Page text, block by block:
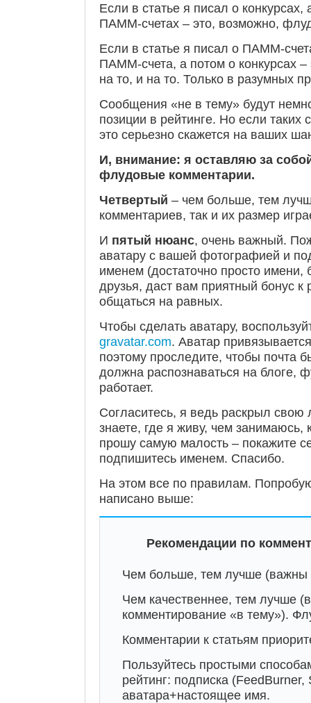
Если в статье я писал о конкурсах,
ПАММ-счетах – это, возможно,
Если в статье я писал о ПАММ-
ПАММ-счета, а потом о конкурсах
на то, и на то. Только в разумных
Сообщения «не в тему» будут
позиции в рейтинге. Но если таких
это серьезно скажется на ваших
И, внимание: я оставляю за
флудовые комментарии.
Четвертый – чем больше, тем
комментариев, так и их размер
И пятый нюанс, очень важный.
аватару с вашей фотографией и
именем (достаточно просто
друзья, даст вам приятный бонус к
общаться на равных.
Чтобы сделать аватару,
gravatar.com. Аватар
поэтому проследите, чтобы почта
должна распознаваться на блоге,
работает.
Согласитесь, я ведь раскрыл
знаете, где я живу, чем занимаюсь,
прошу самую малость – покажите
подпишитесь именем. Спасибо.
На этом все по правилам.
написано выше:
Рекомендации по
Чем больше, тем лучше (важны
Чем качественнее, тем лучше
комментирование «в тему»).
Комментарии к статьям
Пользуйтесь простыми
рейтинг: подписка
аватара+настоящее имя.